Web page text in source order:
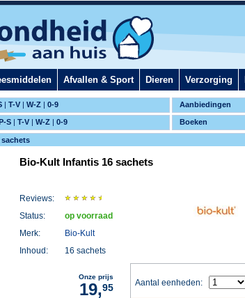
Afvallen & Sport Dieren Verzorging
Aanbiedingen
| T-V | W-Z | 0-9
Boeken
S | T-V | W-Z | 0-9
Bio-Kult Infantis 16 sachets
Reviews:
Status:
op voorraad
Merk:
Bio-Kult
Inhoud:
16 sachets
Aantal eenheden:
Onze prijs
19,95